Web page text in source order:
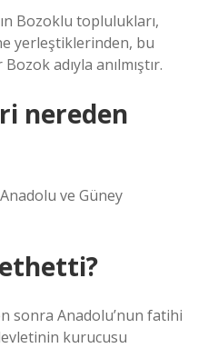
Bozoklu toplulukları,
yerleştiklerinden, bu
adıyla anılmıştır.
nereden
ve Güney
sonra Anadolu’nun fatihi
kurucusu